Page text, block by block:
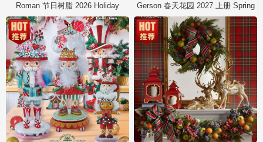
Roman 节日树脂 2026 Holiday Gerson 春天花园 2027 上册 Spring